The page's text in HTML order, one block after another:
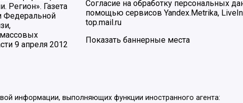
Регион». Газета
Федеральной
9 апреля 2012
Согласие на обработку персональных
помощью сервисов Yandex.Metrika,
top.mail.ru
Показать баннерные места
информации, выполняющих функции иностранного агента: